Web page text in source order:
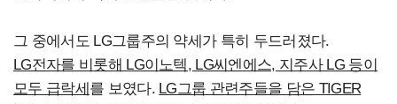
그 중에서도 LG그룹주의 약세가 특히 두드러졌다.
LG전자를 비롯해 LG이노텍, LG씨엔에스, 지주사 LG 등이
모두 급락세를 보였다. LG그룹 관련주들을 담은 TIGER